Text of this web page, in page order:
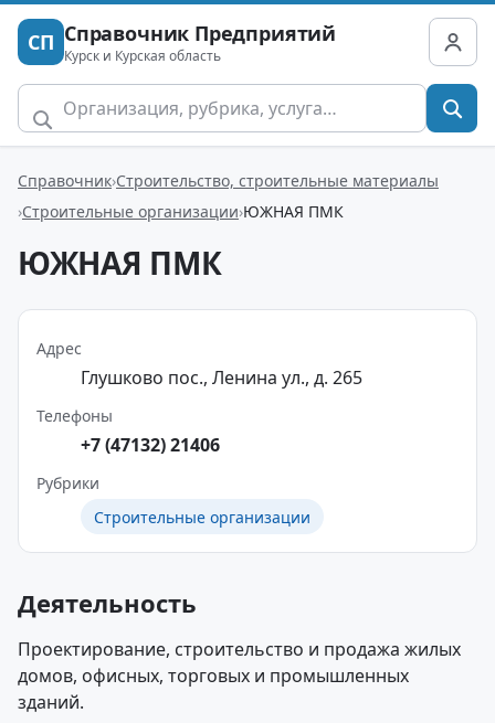
СП Справочник Предприятий
Курск и Курская область
Справочник Строительство, строительные материалы
Строительные организации ЮЖНАЯ ПМК
ЮЖНАЯ ПМК
Адрес
Глушково пос., Ленина ул., д. 265
Телефоны
+7 (47132) 21406
Рубрики
Строительные организации
Деятельность
Проектирование, строительство и продажа жилых
домов, офисных, торговых и промышленных
зданий.